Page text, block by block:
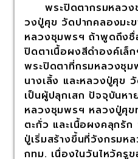
พระปิดตากรมหลวง
วงปู่ศุข วัดปากคลองมะ
หลวงชุมพรฯ ถ้าพูดถึงชื่
ปิดตาเนื้อผงสีดำองค์เล็
พระปิดตาที่กรมหลวงชุม
นางเลิ้ง และหลวงปู่ศุข
เป็นผู้ปลุกเสก ปัจจุบันห
หลวงชุมพรฯ หลวงปู่ศุข
ตะกั่ว และเนื้อผงคลุกรัก
ปู่เริ่มสร้างขึ้นที่วังกรมห
กทม. เนื่องในวันไหว้ครู